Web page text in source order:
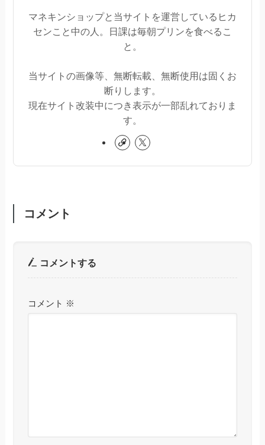
マネキンショップと当サイトを運営しているヒカ
センこと中の人。日課は毎朝プリンを食べるこ
と。
当サイトの画像等、無断転載、無断使用は固くお
断りします。
現在サイト改装中につき表示が一部乱れておりま
す。
コメント
コメントする
コメント ※